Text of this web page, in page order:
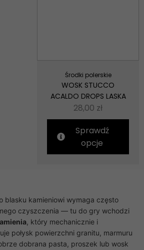
Środki polerskie
WOSK STUCCO
ACALDO DROPS LASKA
28,00 zł
Sprawdź
opcje
blasku kamieniowi wymaga często
czyszczenia — tu do gry wchodzi
, który mechanicznie i
połysk powierzchni granitu, marmuru
dobrana pasta, proszek lub wosk
one potrzebne
do
funkcjonowania
strony
internetowej.